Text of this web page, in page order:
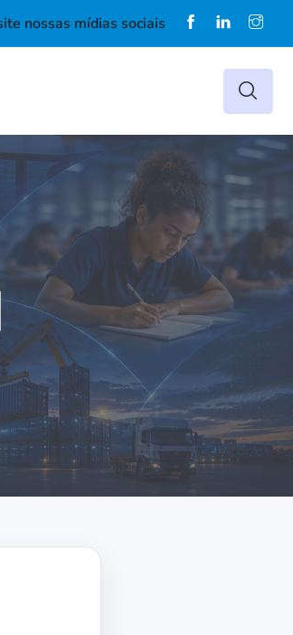
nossas mídias sociais